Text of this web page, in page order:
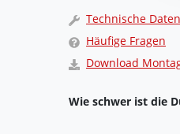
Technische Daten
Häufige Fragen
Download
Wie schwer ist die